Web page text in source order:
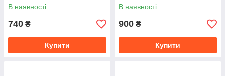
В наявності
740 ₴
Купити
В наявності
900 ₴
Купити